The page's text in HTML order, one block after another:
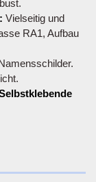
Vielseitig und
RA1, Aufbau